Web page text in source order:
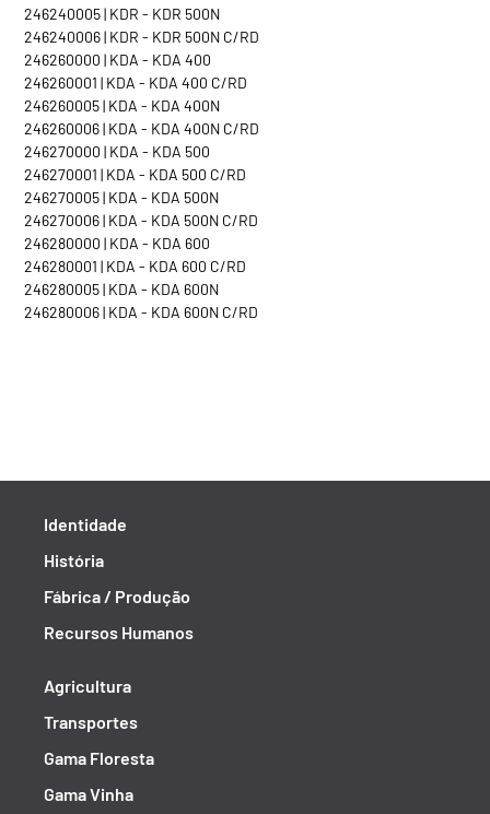
246240005 | KDR - KDR 500N
246240006 | KDR - KDR 500N C/RD
246260000 | KDA - KDA 400
246260001 | KDA - KDA 400 C/RD
246260005 | KDA - KDA 400N
246260006 | KDA - KDA 400N C/RD
246270000 | KDA - KDA 500
246270001 | KDA - KDA 500 C/RD
246270005 | KDA - KDA 500N
246270006 | KDA - KDA 500N C/RD
246280000 | KDA - KDA 600
246280001 | KDA - KDA 600 C/RD
246280005 | KDA - KDA 600N
246280006 | KDA - KDA 600N C/RD
Identidade
História
Fábrica / Produção
Recursos Humanos
Agricultura
Transportes
Gama Floresta
Gama Vinha